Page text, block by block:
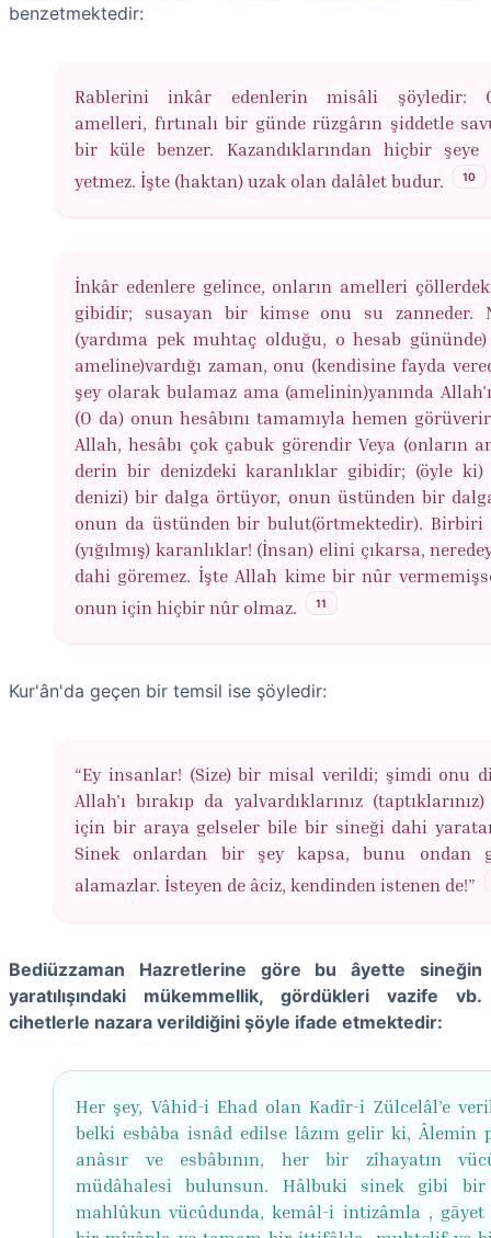
benzetmektedir:
Rablerini inkâr edenlerin misâli şöyledir:
amelleri, fırtınalı bir günde rüzgârın şiddetle
bir küle benzer. Kazandıklarından hiçbir şeye
yetmez. İşte (haktan) uzak olan dalâlet budur.
10
İnkâr edenlere gelince, onların amelleri
gibidir; susayan bir kimse onu su zanneder.
(yardıma pek muhtaç olduğu, o hesab
ameline)vardığı zaman, onu (kendisine fayda
şey olarak bulamaz ama (amelinin)yanında
(O da) onun hesâbını tamamıyla hemen
Allah, hesâbı çok çabuk görendir Veya (onların
derin bir denizdeki karanlıklar gibidir; (öyle ki)
denizi) bir dalga örtüyor, onun üstünden bir
onun da üstünden bir bulut(örtmektedir). Birbiri
(yığılmış) karanlıklar! (İnsan) elini çıkarsa,
dahi göremez. İşte Allah kime bir nûr
onun için hiçbir nûr olmaz.
11
Kur'ân'da geçen bir temsil ise şöyledir:
“Ey insanlar! (Size) bir misal verildi; şimdi onu
Allah'ı bırakıp da yalvardıklarınız
için bir araya gelseler bile bir sineği dahi
Sinek onlardan bir şey kapsa, bunu ondan
alamazlar. İsteyen de âciz, kendinden istenen de!”
Bediüzzaman Hazretlerine göre bu âyette sineğin
yaratılışındaki mükemmellik, gördükleri vazife vb.
cihetlerle nazara verildiğini şöyle ifade etmektedir:
Her şey, Vâhid-i Ehad olan Kadîr-i Zülcelâl’e
belki esbâba isnâd edilse lâzım gelir ki, Âlemin
anâsır ve esbâbının, her bir zîhayatın
müdâhalesi bulunsun. Hâlbuki sinek gibi
mahlûkun vücûdunda, kemâl-i intizâmla , gāyet